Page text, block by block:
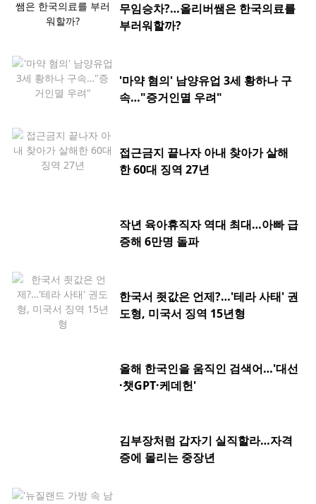
무임승차?…올리버쌤은 한국의료를
부러워할까?
'마약 혐의' 남양유업 3세 황하나 구
속…"증거인멸 우려"
접근금지 끝나자 아내 찾아가 살해
한 60대 징역 27년
작년 육아휴직자 역대 최대…아빠 급
증해 6만명 돌파
한국서 죗값은 언제?…'테라 사태' 권
도형, 미국서 징역 15년형
올해 한국인을 움직인 검색어…'대선
·챗GPT·케데헌'
김부장처럼 갑자기 실직할라…자격
증에 몰리는 중장년